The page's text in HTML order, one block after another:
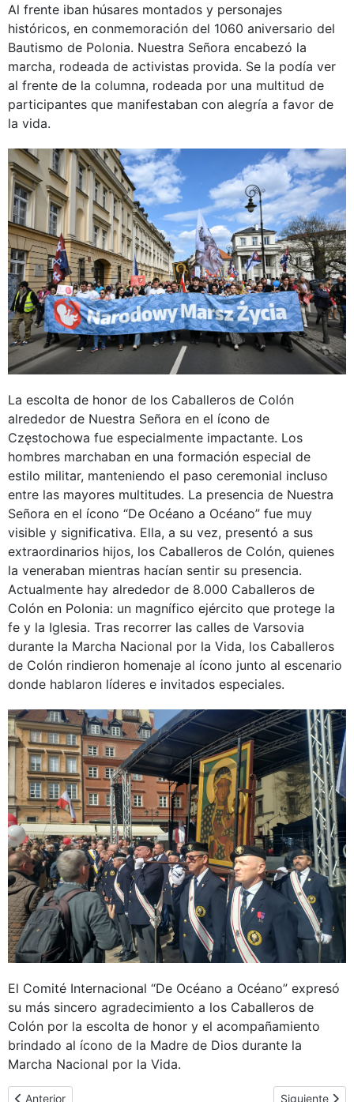
Al frente iban húsares montados y personajes
históricos, en conmemoración del 1060 aniversario del
Bautismo de Polonia. Nuestra Señora encabezó la
marcha, rodeada de activistas provida. Se la podía ver
al frente de la columna, rodeada por una multitud de
participantes que manifestaban con alegría a favor de
la vida.
La escolta de honor de los Caballeros de Colón
alrededor de Nuestra Señora en el ícono de
Częstochowa fue especialmente impactante. Los
hombres marchaban en una formación especial de
estilo militar, manteniendo el paso ceremonial incluso
entre las mayores multitudes. La presencia de Nuestra
Señora en el ícono “De Océano a Océano” fue muy
visible y significativa. Ella, a su vez, presentó a sus
extraordinarios hijos, los Caballeros de Colón, quienes
la veneraban mientras hacían sentir su presencia.
Actualmente hay alrededor de 8.000 Caballeros de
Colón en Polonia: un magnífico ejército que protege la
fe y la Iglesia. Tras recorrer las calles de Varsovia
durante la Marcha Nacional por la Vida, los Caballeros
de Colón rindieron homenaje al ícono junto al escenario
donde hablaron líderes e invitados especiales.
El Comité Internacional “De Océano a Océano” expresó
su más sincero agradecimiento a los Caballeros de
Colón por la escolta de honor y el acompañamiento
brindado al ícono de la Madre de Dios durante la
Marcha Nacional por la Vida.
Artículo anterior: Stalowa Wola en la parroquia de Juan Pablo II
Anterior Artículo
Siguiente